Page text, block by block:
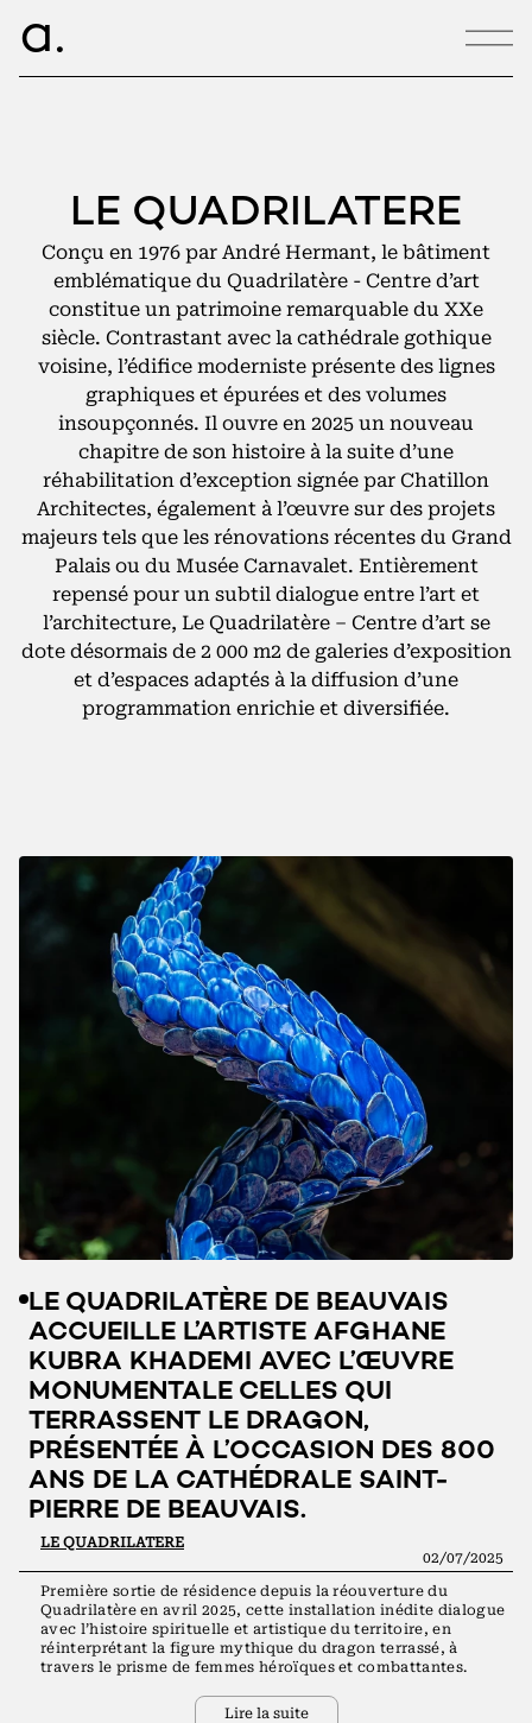
a
LE QUADRILATERE
Conçu en 1976 par André Hermant, le bâtiment
emblématique du Quadrilatère - Centre d’art
constitue un patrimoine remarquable du XXe
siècle. Contrastant avec la cathédrale gothique
voisine, l’édifice moderniste présente des lignes
graphiques et épurées et des volumes
insoupçonnés. Il ouvre en 2025 un nouveau
chapitre de son histoire à la suite d’une
réhabilitation d’exception signée par Chatillon
Architectes, également à l’œuvre sur des projets
majeurs tels que les rénovations récentes du Grand
Palais ou du Musée Carnavalet. Entièrement
repensé pour un subtil dialogue entre l’art et
l’architecture, Le Quadrilatère – Centre d’art se
dote désormais de 2 000 m2 de galeries d’exposition
et d’espaces adaptés à la diffusion d’une
programmation enrichie et diversifiée.
LE QUADRILATÈRE DE BEAUVAIS
ACCUEILLE L’ARTISTE AFGHANE
KUBRA KHADEMI AVEC L’ŒUVRE
MONUMENTALE CELLES QUI
TERRASSENT LE DRAGON,
PRÉSENTÉE À L’OCCASION DES 800
ANS DE LA CATHÉDRALE SAINT-
PIERRE DE BEAUVAIS.
LE QUADRILATERE
02/07/2025
Première sortie de résidence depuis la réouverture du
Quadrilatère en avril 2025, cette installation inédite dialogue
avec l’histoire spirituelle et artistique du territoire, en
réinterprétant la figure mythique du dragon terrassé, à
travers le prisme de femmes héroïques et combattantes.
Lire la suite
hello@armance.co
+33 1 40 57 00 00
04:04:00
22, rue de Douai
75009 Paris
MENTIONS LÉGALES